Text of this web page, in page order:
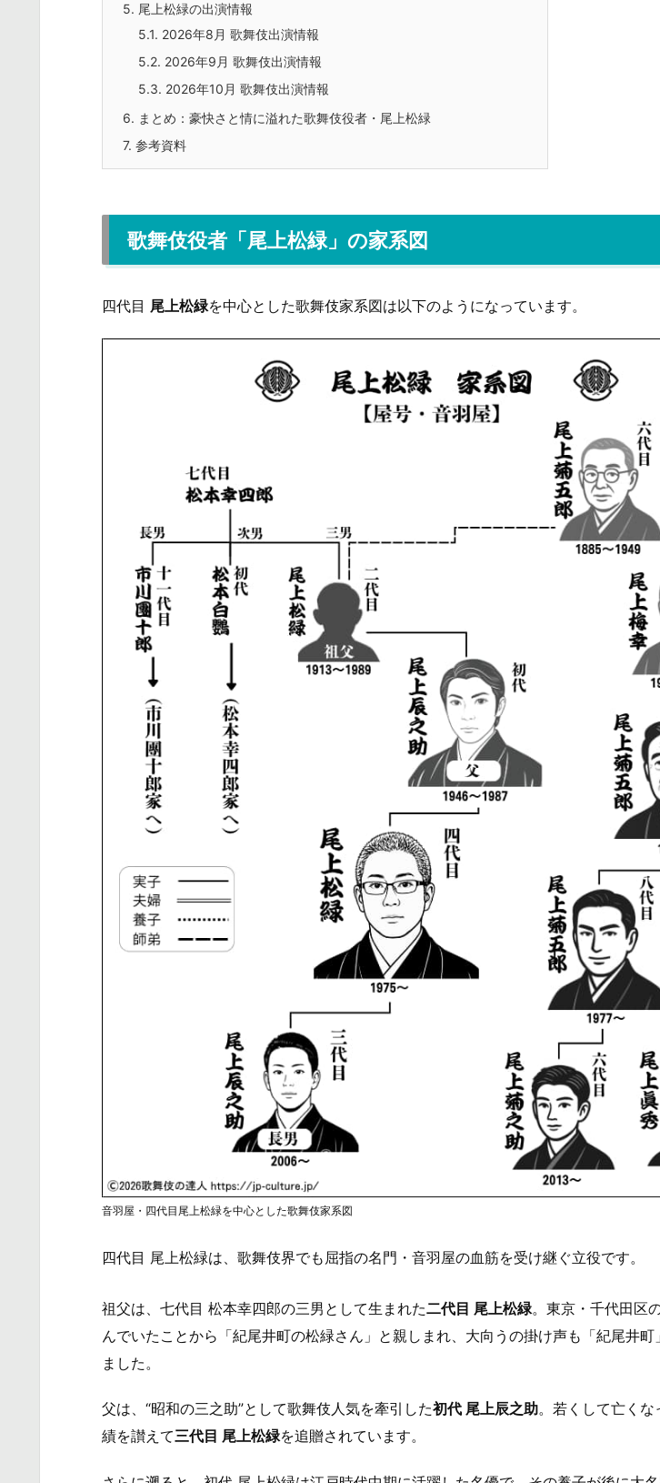
5. 尾上松緑の出演情報
5.1. 2026年8月 歌舞伎出演情報
5.2. 2026年9月 歌舞伎出演情報
5.3. 2026年10月 歌舞伎出演情報
6. まとめ：豪快さと情に溢れた歌舞伎役者・尾上松緑
7. 参考資料
歌舞伎役者「尾上松緑」の家系図
四代目 尾上松緑を中心とした歌舞伎家系図は以下のようになっています。
音羽屋・四代目尾上松緑を中心とした歌舞伎家系図
四代目 尾上松緑は、歌舞伎界でも屈指の名門・音羽屋の血筋を受け継ぐ立役です。
祖父は、七代目 松本幸四郎の三男として生まれた二代目 尾上松緑。東京・千代田区
んでいたことから「紀尾井町の松緑さん」と親しまれ、大向うの掛け声も「紀尾井町
ました。
父は、“昭和の三之助”として歌舞伎人気を牽引した初代 尾上辰之助。若くして亡くな
績を讃えて三代目 尾上松緑を追贈されています。